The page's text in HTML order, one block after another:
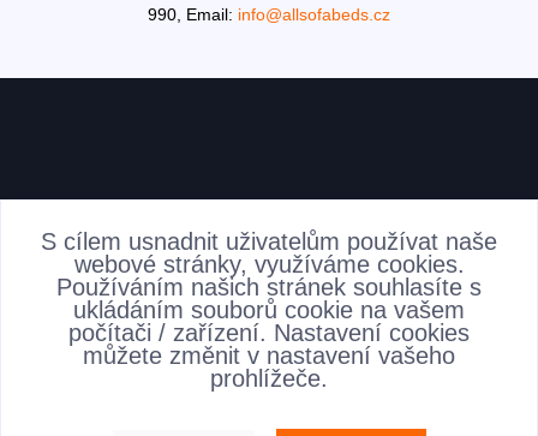
990, Email: info@allsofabeds.cz
AKTUALITY
S cílem usnadnit uživatelům používat naše
webové stránky, využíváme cookies.
Používáním našich stránek souhlasíte s
ukládáním souborů cookie na vašem
počítači / zařízení. Nastavení cookies
můžete změnit v nastavení vašeho
prohlížeče.